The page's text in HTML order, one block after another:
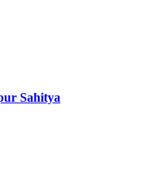
Sahitya